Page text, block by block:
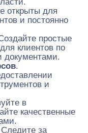
открыты для
и постоянно
простые
клиентов по
документами.
.
и
в
качественные
за